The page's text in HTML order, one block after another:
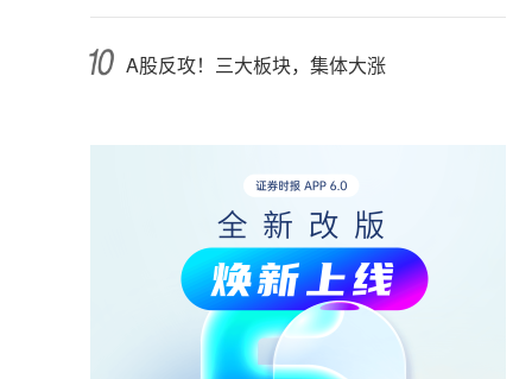
A股反攻！三大板块，集体大涨